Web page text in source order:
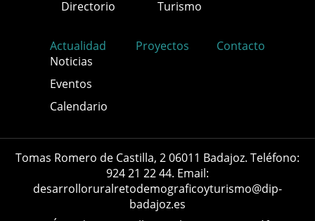
Directorio
Turismo
Actualidad
Noticias
Eventos
Calendario
Proyectos Contacto
Tomas Romero de Castilla, 2 06011 Badajoz. Teléfono:
924 21 22 44. Email:
desarrolloruralretodemograficoyturismo@dip-
badajoz.es